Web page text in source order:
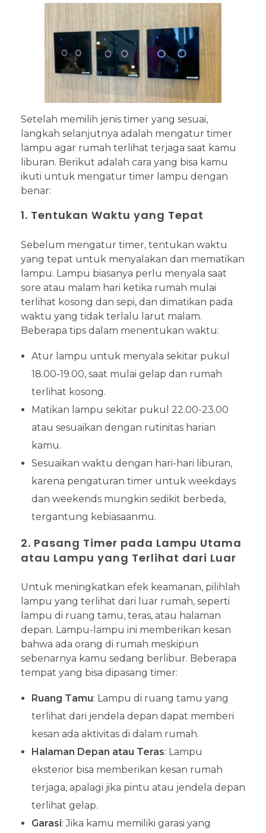
Setelah memilih jenis timer yang sesuai,
langkah selanjutnya adalah mengatur timer
lampu agar rumah terlihat terjaga saat kamu
liburan. Berikut adalah cara yang bisa kamu
ikuti untuk mengatur timer lampu dengan
benar:
1. Tentukan Waktu yang Tepat
Sebelum mengatur timer, tentukan waktu
yang tepat untuk menyalakan dan mematikan
lampu. Lampu biasanya perlu menyala saat
sore atau malam hari ketika rumah mulai
terlihat kosong dan sepi, dan dimatikan pada
waktu yang tidak terlalu larut malam.
Beberapa tips dalam menentukan waktu:
Atur lampu untuk menyala sekitar pukul
18.00-19.00, saat mulai gelap dan rumah
terlihat kosong.
Matikan lampu sekitar pukul 22.00-23.00
atau sesuaikan dengan rutinitas harian
kamu.
Sesuaikan waktu dengan hari-hari liburan,
karena pengaturan timer untuk weekdays
dan weekends mungkin sedikit berbeda,
tergantung kebiasaanmu.
2. Pasang Timer pada Lampu Utama
atau Lampu yang Terlihat dari Luar
Untuk meningkatkan efek keamanan, pilihlah
lampu yang terlihat dari luar rumah, seperti
lampu di ruang tamu, teras, atau halaman
depan. Lampu-lampu ini memberikan kesan
bahwa ada orang di rumah meskipun
sebenarnya kamu sedang berlibur. Beberapa
tempat yang bisa dipasang timer:
Ruang Tamu: Lampu di ruang tamu yang
terlihat dari jendela depan dapat memberi
kesan ada aktivitas di dalam rumah.
Halaman Depan atau Teras: Lampu
eksterior bisa memberikan kesan rumah
terjaga, apalagi jika pintu atau jendela depan
terlihat gelap.
Garasi: Jika kamu memiliki garasi yang